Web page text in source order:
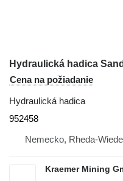
Hydraulická hadica
Cena na požiadanie
Hydraulická hadica
952458
Nemecko, Rheda-
Kraemer Mining